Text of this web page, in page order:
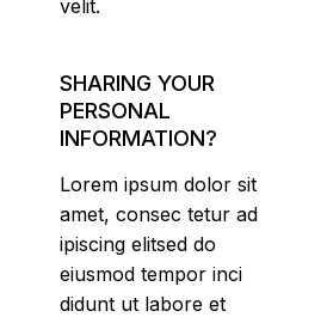
velit.
SHARING YOUR
PERSONAL
INFORMATION?
Lorem ipsum dolor sit
amet, consec tetur ad
ipiscing elitsed do
eiusmod tempor inci
didunt ut labore et